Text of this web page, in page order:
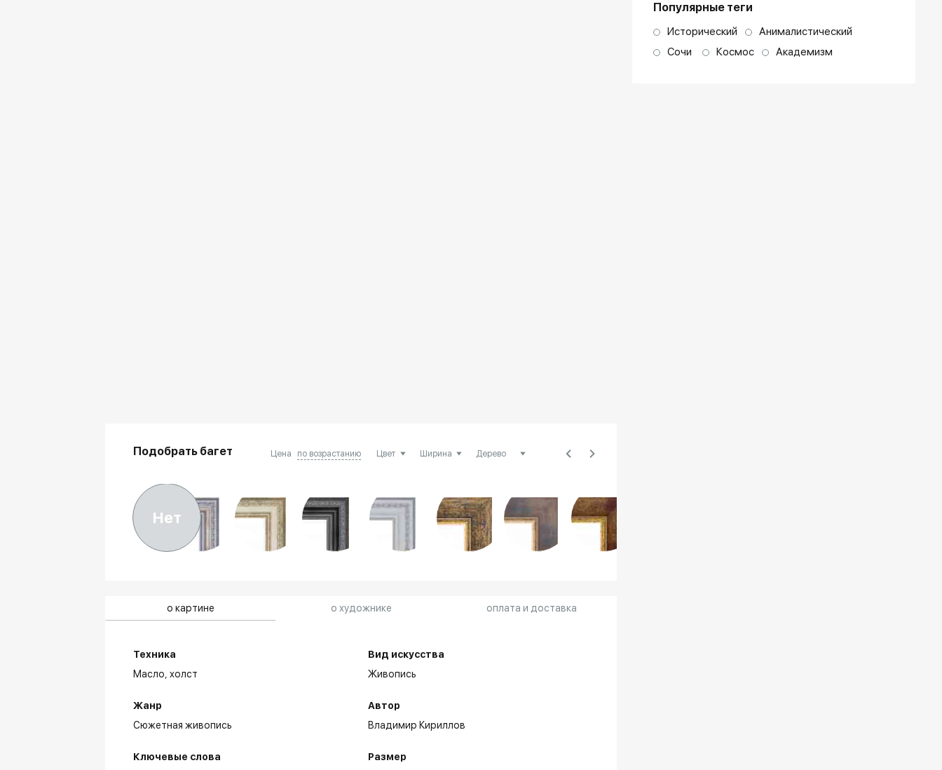
Подобрать багет Цена по возрастанию
Нет
о картине о художнике оплата и доставка
Техника
Масло,холст
Жанр
Сюжетная живопись
Ключевые слова
Вид искусства
Живопись
Автор
Владимир Кириллов
Размер
Популярные теги
Исторический
Анималистический
Сочи
Космос Академизм